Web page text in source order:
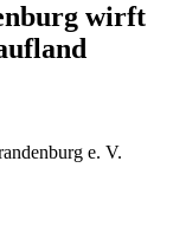
wirft
e. V.